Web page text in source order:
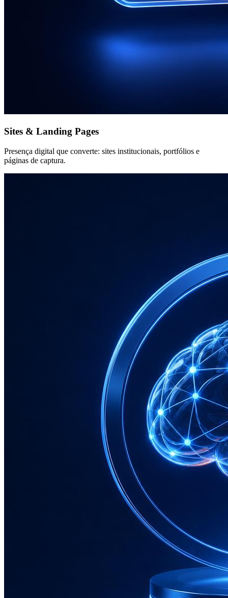
Sites & Landing Pages
Presença digital que converte: sites institucionais, portfólios e
páginas de captura.